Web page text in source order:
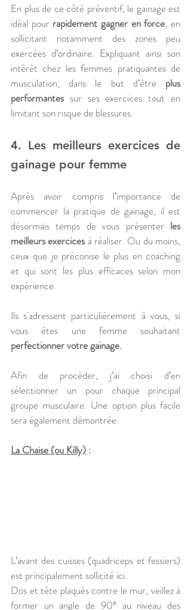
En plus de ce côté préventif, le gainage est
idéal pour rapidement gagner en force, en
sollicitant notamment des zones peu
exercées d’ordinaire. Expliquant ainsi son
intérêt chez les femmes pratiquantes de
musculation, dans le but d’être plus
performantes sur ses exercices tout en
limitant son risque de blessures.
4. Les meilleurs exercices de
gainage pour femme
Après avoir compris l’importance de
commencer la pratique de gainage, il est
désormais temps de vous présenter les
meilleurs exercices à réaliser. Ou du moins,
ceux que je préconise le plus en coaching
et qui sont les plus efficaces selon mon
expérience.
Ils s'adressent particulièrement à vous, si
perfectionner votre gainage.
Afin de procéder, j’ai choisi d’en
sélectionner un pour chaque principal
groupe musculaire. Une option plus facile
sera également démontrée.
La Chaise (ou Killy) :
L’avant des cuisses (quadriceps et fessiers)
est principalement sollicité ici.
Dos et tête plaqués contre le mur, veillez à
former un angle de 90° au niveau des